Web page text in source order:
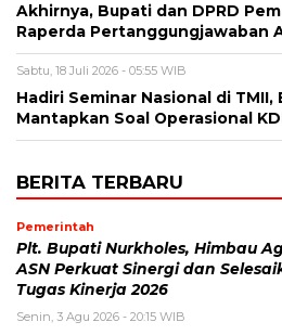
Akhirnya, Bupati dan DPRD
Raperda Pertanggungjawaban
Sabtu, 18 Juli 2026 - 05:55 WIB
Hadiri Seminar Nasional di
Mantapkan Soal Operasional
BERITA TERBARU
Pemerintah
Plt. Bupati Nurkholes, Himbau
ASN Perkuat Sinergi dan
Tugas Kinerja 2026
Senin, 3 Agu 2026 - 20:15 WIB